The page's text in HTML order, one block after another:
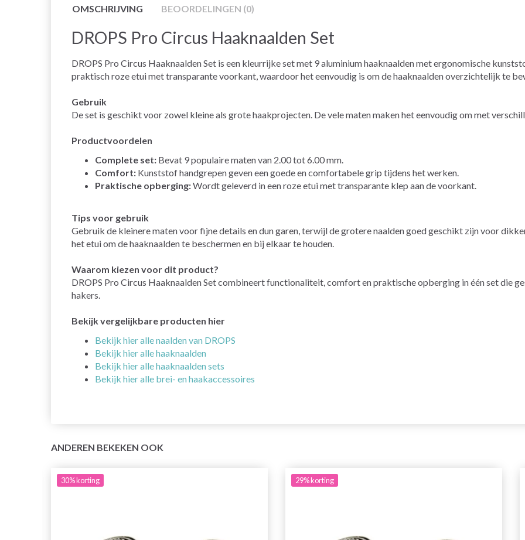
OMSCHRIJVING BEOORDELINGEN (0)
DROPS Pro Circus Haaknaalden Set
DROPS Pro Circus Haaknaalden Set is een kleurrijke set met 9 aluminium haaknaalden met ergonomische
praktisch roze etui met transparante voorkant, waardoor het eenvoudig is om de haaknaalden overzichtelijk te
Gebruik
De set is geschikt voor zowel kleine als grote haakprojecten. De vele maten maken het eenvoudig om met
Productvoordelen
Complete set: Bevat 9 populaire maten van 2.00 tot 6.00 mm.
Comfort: Kunststof handgrepen geven een goede en comfortabele grip tijdens het werken.
Praktische opberging:Wordt geleverd in een roze etui met transparante klep aan de voorkant.
Tips voor gebruik
Gebruik de kleinere maten voor fijne details en dun garen, terwijl de grotere naalden goed geschikt zijn voor
het etui om de haaknaalden te beschermen en bij elkaar te houden.
Waarom kiezen voor dit product?
DROPS Pro Circus Haaknaalden Set combineert functionaliteit, comfort en praktische opberging in één set die
hakers.
Bekijk vergelijkbare producten hier
Bekijk hier alle naalden van DROPS
Bekijk hier alle haaknaalden
Bekijk hier alle haaknaalden sets
Bekijk hier alle brei- en haakaccessoires
ANDEREN BEKEKEN OOK
30%korting 29%korting